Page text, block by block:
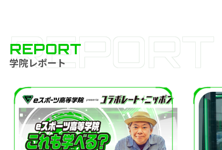
REPORT
学院レポート
REPORT